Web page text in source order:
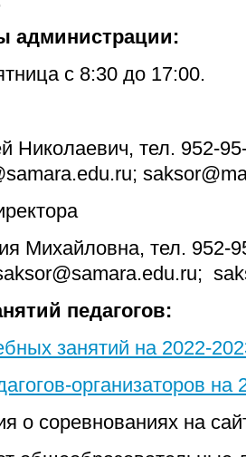
администрации:
с 8:30 до 17:00.
Николаевич, тел. 952-
Михайловна, тел. 952-
педагогов:
занятий на 2022-
организаторов
о соревнованиях на